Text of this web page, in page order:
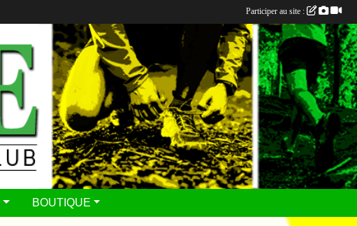
BOUTIQUE
Participer au site :